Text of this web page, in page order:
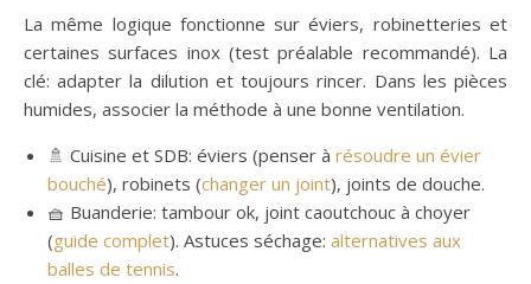
La même logique fonctionne sur éviers, robinetteries et
certaines surfaces inox (test préalable recommandé). La
clé: adapter la dilution et toujours rincer. Dans les pièces
humides, associer la méthode à une bonne ventilation.
🚿 Cuisine et SDB: éviers (penser à résoudre un évier
bouché), robinets (changer un joint), joints de douche.
🧺 Buanderie: tambour ok, joint caoutchouc à choyer
(guide complet). Astuces séchage: alternatives aux
balles de tennis.